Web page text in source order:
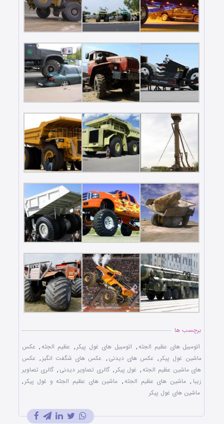
برچسب ها
اتومبیل های عظیم الجثه, اتومبیل های غول پیکر , عظیم الجثه, عکس
ماشین غول پیکر , عکس های دیدنی , عکس های شگفت انگیز , عکس
های ماشین عظیم الجثه, غول پیکر , گالری تصاویر دیدنی , گالری تصاویر
زیبا , ماشین های عظیم الجثه, ماشین های عظیم الجثه و غول پیکر ,
ماشین های غول پیکر